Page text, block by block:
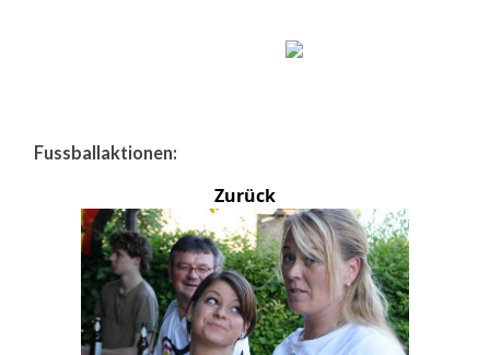
Fussballaktionen:
Zurück